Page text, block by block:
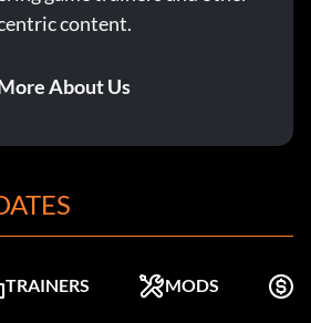
content.
About Us
TRAINERS MODS